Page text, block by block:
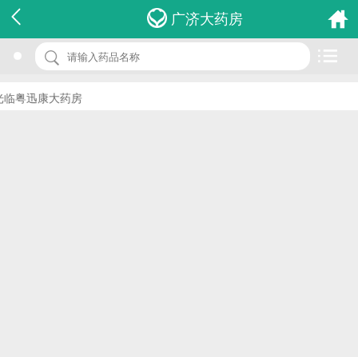
广济大药房
迅康大药房
名 称：小儿宣肺止咳颗粒
品 牌：(白鹿)